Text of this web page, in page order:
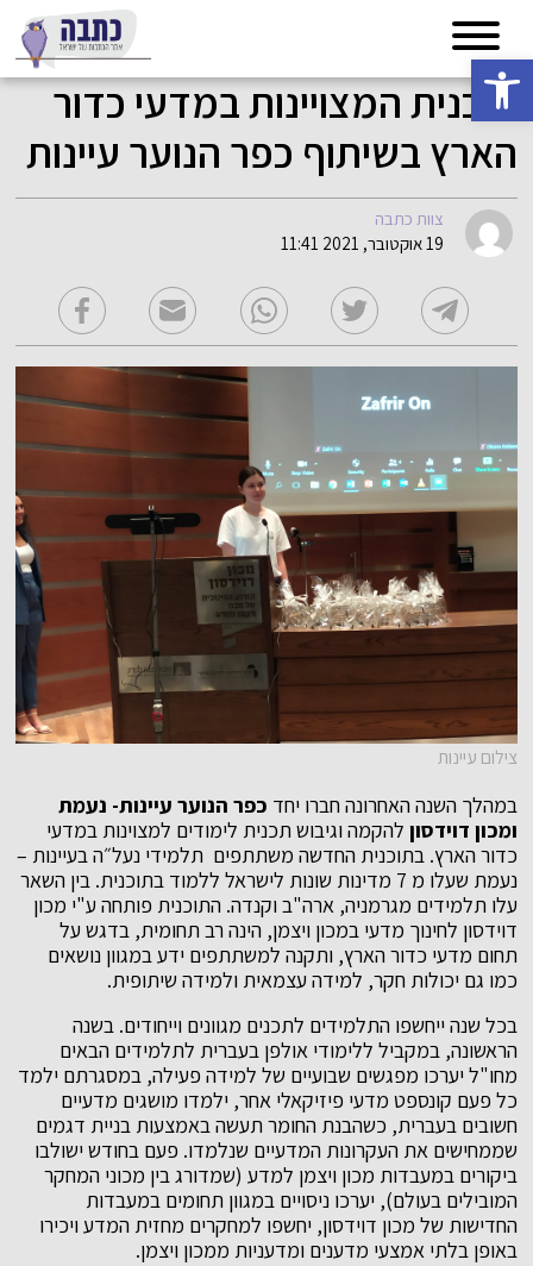
פתח סרגל נגישות
תוכנית המצויינות במדעי כדור
הארץ בשיתוף כפר הנוער עיינות
צוות כתבה
19 אוקטובר, 2021 11:41
צילום עיינות
במהלך השנה האחרונה חברו יחד כפר הנוער עיינות- נעמת
ומכון דוידסוןלהקמה וגיבוש תכנית לימודים למצוינות במדעי
כדור הארץ. בתוכנית החדשה משתתפים תלמידי נעל״ה בעיינות –
נעמת שעלו מ 7 מדינות שונות לישראל ללמוד בתוכנית. בין השאר
עלו תלמידים מגרמניה, ארה"ב וקנדה. התוכנית פותחה ע"י מכון
דוידסון לחינוך מדעי במכון ויצמן, הינה רב תחומית, בדגש על
תחום מדעי כדור הארץ, ותקנה למשתתפים ידע במגוון נושאים
כמו גם יכולות חקר, למידה עצמאית ולמידה שיתופית.
בכל שנה ייחשפו התלמידים לתכנים מגוונים וייחודים. בשנה
הראשונה, במקביל ללימודי אולפן בעברית לתלמידים הבאים
מחו"ל יערכו מפגשים שבועיים של למידה פעילה, במסגרתם ילמד
כל פעם קונספט מדעי פיזיקאלי אחר, ילמדו מושגים מדעיים
חשובים בעברית, כשהבנת החומר תעשה באמצעות בניית דגמים
שממחישים את העקרונות המדעיים שנלמדו. פעם בחודש ישולבו
ביקורים במעבדות מכון ויצמן למדע (שמדורג בין מכוני המחקר
המובילים בעולם), יערכו ניסויים במגוון תחומים במעבדות
החדישות של מכון דוידסון, יחשפו למחקרים מחזית המדע ויכירו
באופן בלתי אמצעי מדענים ומדעניות ממכון ויצמן.